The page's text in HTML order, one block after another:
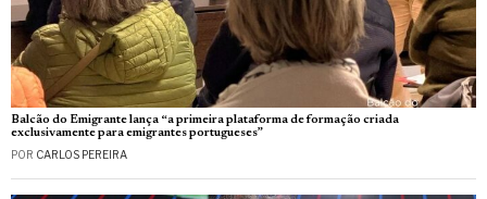
Balcão do Emigrante lança “a primeira plataforma de formação criada
exclusivamente para emigrantes portugueses”
POR CARLOS PEREIRA